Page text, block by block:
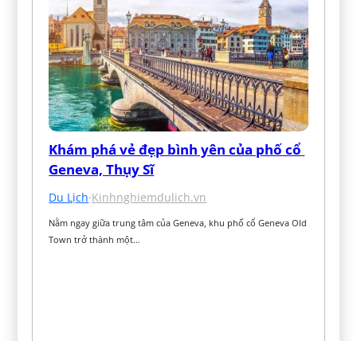
Khám phá vẻ đẹp bình yên của phố cổ
Geneva, Thụy Sĩ
Du Lịch·Kinhnghiemdulich.vn
Nằm ngay giữa trung tâm của Geneva, khu phố cổ Geneva Old
Town trở thành một…